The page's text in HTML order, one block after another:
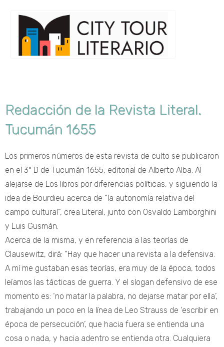
Redacción de la Revista Literal.
Tucumán 1655
Los primeros números de esta revista de culto se publicaron
en el 3° D de Tucumán 1655, editorial de Alberto Alba. Al
alejarse de Los libros por diferencias políticas, y siguiendo la
idea de Bourdieu acerca de “la autonomía relativa del
campo cultural”, crea Literal, junto con Osvaldo Lamborghini
y Luis Gusmán.
Acerca de la misma, y en referencia a las teorías de
Clausewitz, dirá: “Hay que hacer una revista a la defensiva.
A mí me gustaban esas teorías, era muy de la época, todos
leíamos las tácticas de guerra. Y el slogan defensivo de ese
momento es: ‘no matar la palabra, no dejarse matar por ella’,
trabajando un poco en la línea de Leo Strauss de ‘escribir en
época de persecución’, que hacia fuera se entienda una
cosa o nada, y hacia adentro se entienda otra. Cualquiera